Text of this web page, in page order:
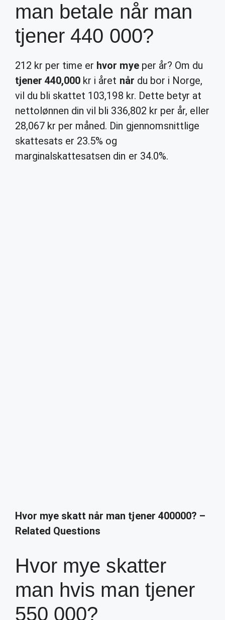
man betale når man
tjener 440 000?
212 kr per time er hvor myeper år? Om du
tjener 440,000 kr i året når du bor i Norge,
vil du bli skattet 103,198 kr. Dette betyr at
nettolønnen din vil bli 336,802 kr per år, eller
28,067 kr per måned. Din gjennomsnittlige
skattesats er 23.5% og
marginalskattesatsen din er 34.0%.
Hvor mye skatt når man tjener 400000? –
Related Questions
Hvor mye skatter
man hvis man tjener
550 000?